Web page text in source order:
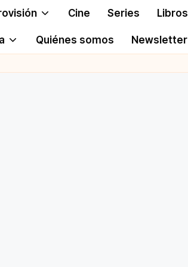
Cine Series Libros
Quiénes somos Newsletter